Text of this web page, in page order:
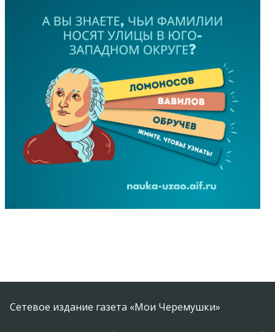
Сетевое издание газета «Мои Черемушки»